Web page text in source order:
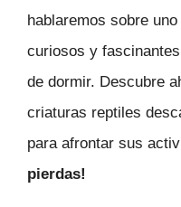
hablaremos sobre
curiosos y
de dormir. Descubre
criaturas reptiles
para afrontar sus
pierdas!